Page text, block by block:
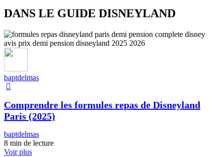
DANS LE GUIDE DISNEYLAND
baptdelmas
Comprendre les formules repas de Disneyland
Paris (2025)
baptdelmas
8 min de lecture
Voir plus